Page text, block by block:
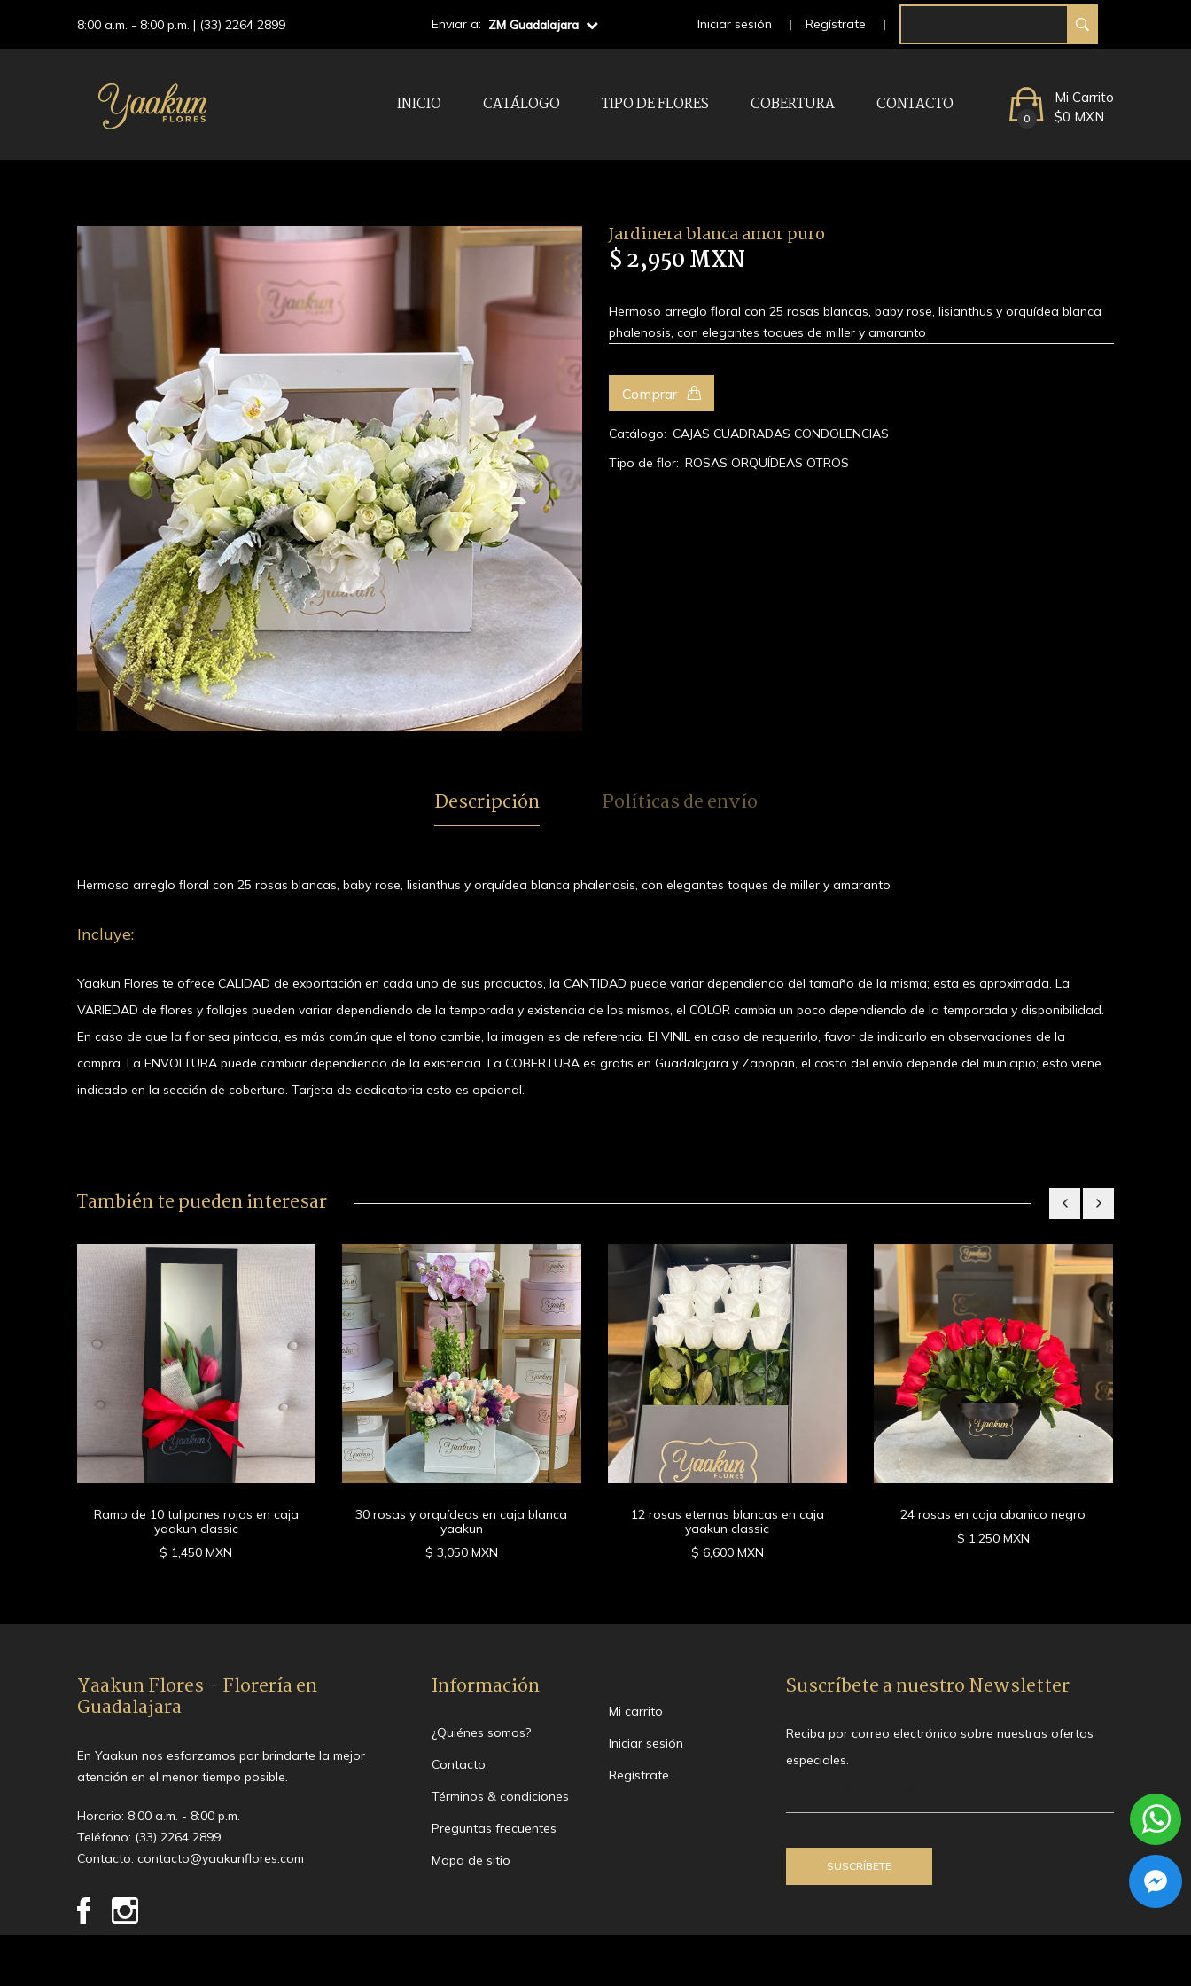
8:00 a.m. - 8:00 p.m. | (33) 2264 2899 Enviar a: ZM Guadalajara Iniciar sesión Regístrate
INICIO CATÁLOGO TIPO DE FLORES COBERTURA CONTACTO
0
Mi Carrito
$0 MXN
Jardinera blanca amor puro
$ 2,950 MXN
Hermoso arreglo floral con 25 rosas blancas, baby rose, lisianthus y orquídea blanca
phalenosis, con elegantes toques de miller y amaranto
Comprar
Catálogo: CAJAS CUADRADAS CONDOLENCIAS
Tipo de flor: ROSAS ORQUÍDEAS OTROS
Descripción Políticas de envío
Hermoso arreglo floral con 25 rosas blancas, baby rose, lisianthus y orquídea blanca phalenosis, con elegantes toques de miller y amaranto
Incluye:
Yaakun Flores te ofrece CALIDAD de exportación en cada uno de sus productos, la CANTIDAD puede variar dependiendo del tamaño de la misma; esta es aproximada. La
VARIEDAD de flores y follajes pueden variar dependiendo de la temporada y existencia de los mismos, el COLOR cambia un poco dependiendo de la temporada y disponibilidad.
En caso de que la flor sea pintada, es más común que el tono cambie, la imagen es de referencia. El VINIL en caso de requerirlo, favor de indicarlo en observaciones de la
compra. La ENVOLTURA puede cambiar dependiendo de la existencia. La COBERTURA es gratis en Guadalajara y Zapopan, el costo del envío depende del municipio; esto viene
indicado en la sección de cobertura. Tarjeta de dedicatoria esto es opcional.
También te pueden interesar
Ramo de 10 tulipanes rojos en caja
yaakun classic
$ 1,450 MXN
30 rosas y orquídeas en caja blanca
yaakun
$ 3,050 MXN
12 rosas eternas blancas en caja
yaakun classic
$ 6,600 MXN
24 rosas en caja abanico negro
$ 1,250 MXN
Yaakun Flores - Florería en
Guadalajara
En Yaakun nos esforzamos por brindarte la mejor
atención en el menor tiempo posible.
Horario: 8:00 a.m. - 8:00 p.m.
Teléfono: (33) 2264 2899
Contacto: contacto@yaakunflores.com
Información
¿Quiénes somos?
Contacto
Términos & condiciones
Preguntas frecuentes
Mapa de sitio
Mi carrito
Iniciar sesión
Regístrate
Suscríbete a nuestro Newsletter
Reciba por correo electrónico sobre nuestras ofertas
especiales.